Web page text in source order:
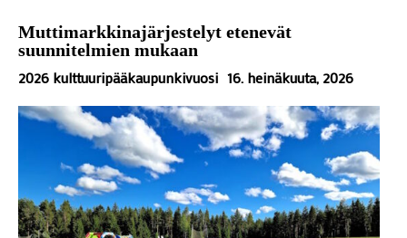
Muttimarkkinajärjestelyt etenevät
suunnitelmien mukaan
2026 kulttuuripääkaupunkivuosi 16. heinäkuuta, 2026